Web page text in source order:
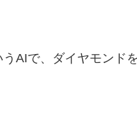
AIで、ダイヤモンド